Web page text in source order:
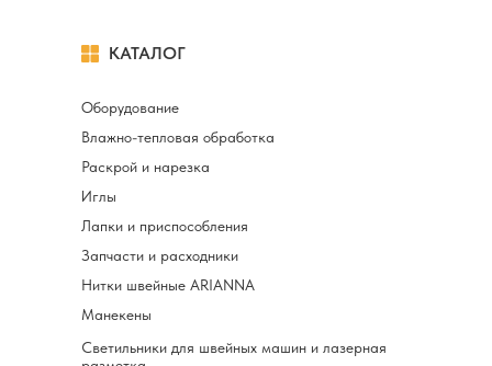
КАТАЛОГ
Оборудование
Лапки и приспособления
Светильники для швейных машин и лазерная
Раскрой и нарезка
Нитки швейные ARIANNA
Влажно-тепловая обработка
Запчасти и расходники
Иглы
Манекены